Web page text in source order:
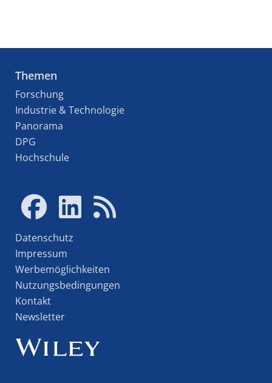
Themen
Forschung
Industrie & Technologie
Panorama
DPG
Hochschule
Datenschutz
Impressum
Werbemöglichkeiten
Nutzungsbedingungen
Kontakt
Newsletter